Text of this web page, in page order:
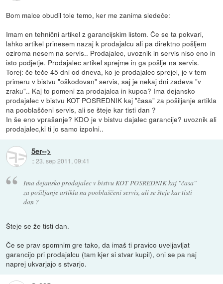
Bom malce obudil tole temo, ker me zanima sledeče:
Imam en tehnični artikel z garancijskim listom. Če se ta pokvari,
lahko artikel prinesem nazaj k prodajalcu ali pa direktno pošljem
oziroma nesem na servis.. Prodajalec, uvoznik in servis niso eno in
isto podjetje. Prodajalec artikel sprejme in ga pošlje na servis.
Torej: če teče 45 dni od dneva, ko je prodajalec sprejel, je v tem
primeru v bistvu "oškodovan" servis, saj je nekaj dni zadeva "v
zraku".. Kaj to pomeni za prodajalca in kupca? Ima dejansko
prodajalec v bistvu KOT POSREDNIK kaj "časa" za pošiljanje artikla
na pooblaščeni servis, ali se šteje kar tisti dan ?
In še eno vprašanje? KDO je v bistvu dajalec garancije? uvoznik ali
prodajalec,ki ti jo samo izpolni..
5er-->
::23. sep 2011, 09:41
Ima dejansko prodajalec v bistvu KOT POSREDNIK kaj "časa"
za pošiljanje artikla na pooblaščeni servis, ali se šteje kar tisti
dan ?
Šteje se že tisti dan.
Če se prav spomnim gre tako, da imaš ti pravico uveljavljat
garancijo pri prodajalcu (tam kjer si stvar kupil), oni se pa naj
naprej ukvarjajo s stvarjo.